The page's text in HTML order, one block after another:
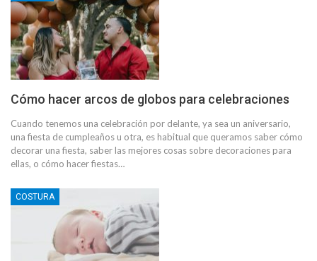
Cómo hacer arcos de globos para celebraciones
Cuando tenemos una celebración por delante, ya sea un aniversario,
una fiesta de cumpleaños u otra, es habitual que queramos saber cómo
decorar una fiesta, saber las mejores cosas sobre decoraciones para
ellas, o cómo hacer fiestas…
COSTURA